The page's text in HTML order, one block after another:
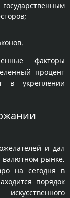
факторы
процент
в укреплении
и дал
валютном рынке.
на сегодня в
порядок